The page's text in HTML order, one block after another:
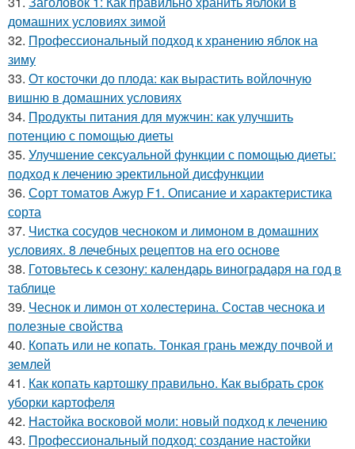
домашних условиях зимой
32. Профессиональный подход к хранению яблок на
зиму
33. От косточки до плода: как вырастить войлочную
вишню в домашних условиях
34. Продукты питания для мужчин: как улучшить
потенцию с помощью диеты
35. Улучшение сексуальной функции с помощью диеты:
подход к лечению эректильной дисфункции
36. Сорт томатов Ажур F1. Описание и характеристика
сорта
37. Чистка сосудов чесноком и лимоном в домашних
условиях. 8 лечебных рецептов на его основе
38. Готовьтесь к сезону: календарь виноградаря на год в
таблице
39. Чеснок и лимон от холестерина. Состав чеснока и
полезные свойства
40. Копать или не копать. Тонкая грань между почвой и
землей
41. Как копать картошку правильно. Как выбрать срок
уборки картофеля
42. Настойка восковой моли: новый подход к лечению
43. Профессиональный подход: создание настойки